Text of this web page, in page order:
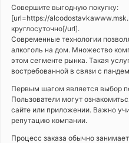
Совершите выгодную покупку:
[url=https://
круглосуточно[/url].
Современные технологии
алкоголь на дом. Множество
этом сегменте рынка. Такая
востребованной в связи с
Первым шагом является выбор
Пользователи могут
сайте или приложении. Важно
репутацию компании.
Процесс заказа обычно